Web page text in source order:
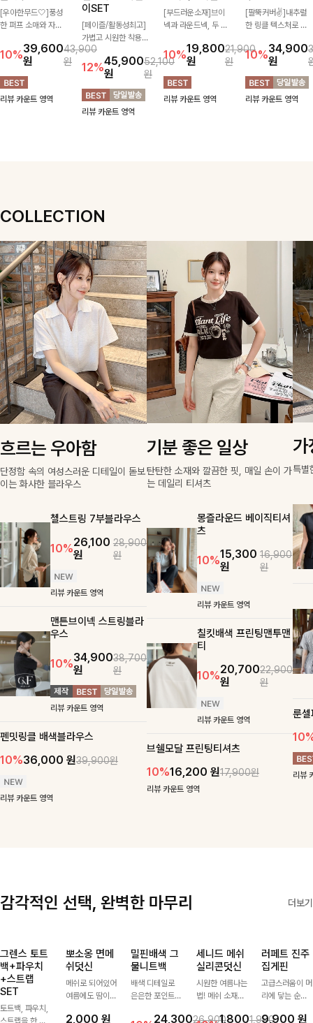
[우아한무드🤍]풍성
한 퍼프 소매와 자연
실루엣이 여성스러운
무드를 완성해주는 블
라우스 🤍 체형을 자
연스럽게 커버해주며
걸을 때마다 살랑이는
10%39,600
원
43,900
원
리뷰 카운트 영역
이SET
[페이즐/활동성최고]
가볍고 시원한 착용감
으로 여름 내내 부담
없이 즐기기 좋은 라
운드 니트 🤍 베이직
한 디자인으로 다양한
하의와 손쉽게 매치되
어 데일리하게 활용하
12%45,900
원
52,100
원
리뷰 카운트 영역
[부드러운소재]브이
넥과 라운드넥, 두 가
맞게 선택할 수 있는
활용도 높은 가디건
🤍 부드러운 착용감
과 베이직한 디자인으
로 단독은 물론 가볍
10%19,800
원
21,900
원
리뷰 카운트 영역
[팔뚝커버✌]내추럴
한 링클 텍스처로 분
블라우스🖤 브이넥
카라 디자인에 여유로
운 소매핏 더해져 여
리하면서도 시원한 무
드로 즐기기 좋아요-
10%34,900
원
리뷰 카운트 영역
COLLECTION
흐르는 우아함
단정함 속의 여성스러운 디테일이 돋보
이는 화사한 블라우스
첼스트링 7부블라우스
10%26,100
원
28,900
원
리뷰 카운트 영역
맨튼브이넥 스트링블라
우스
10%34,900
원
38,700
원
리뷰 카운트 영역
펜밋링클 배색블라우스
10%36,000 원39,900원
리뷰 카운트 영역
기분 좋은 일상
탄탄한 소재와 깔끔한 핏, 매일 손이 가
는 데일리 티셔츠
몽즐라운드 베이직티셔
츠
10%15,300
원
16,900
원
리뷰 카운트 영역
칠킷배색 프린팅맨투맨
티
10%20,700
원
22,900
원
리뷰 카운트 영역
브쉘모달 프린팅티셔츠
10%16,200 원17,900원
리뷰 카운트 영역
가
특별
룬
리뷰
감각적인 선택, 완벽한 마무리 더보기
그렌스 토트
백+파우치
+스트랩
SET
토트백, 파우치,
뽀소옹 면메
쉬덧신
메쉬로 되어있어
여름에도 땀이
2,000 원
밀핀배색 그
물니트백
배색 디테일로
은은한 포인트를
24,30026,900
세니드 메쉬
실리콘덧신
시원한 여름나는
법! 메쉬 소재배
1,8001,900
러페트 진주
집게핀
고급스러움이 머
리에 닿는 순간,
9,900원